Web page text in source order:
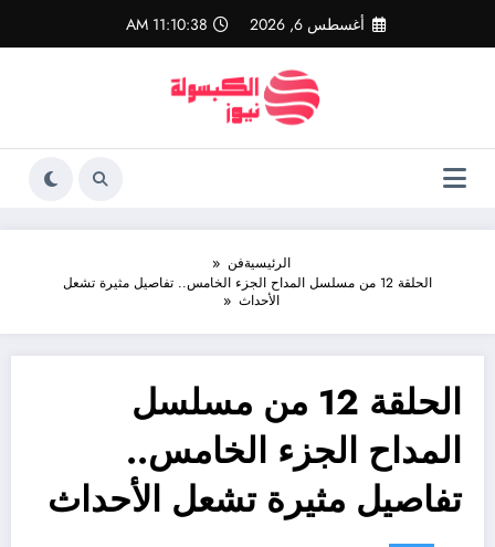
المحتوى
أغسطس 6, 2026 11:10:38 AM
الرئيسيةفن
الحلقة 12 من مسلسل المداح الجزء الخامس.. تفاصيل مثيرة تشعل
الأحداث
الحلقة 12 من مسلسل
المداح الجزء الخامس..
تفاصيل مثيرة تشعل الأحداث